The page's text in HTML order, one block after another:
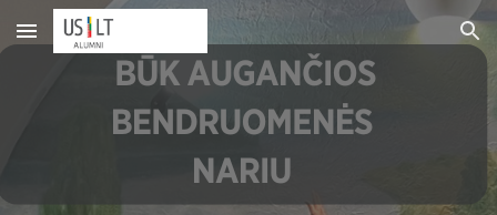
Skip to main content Skip to navigation